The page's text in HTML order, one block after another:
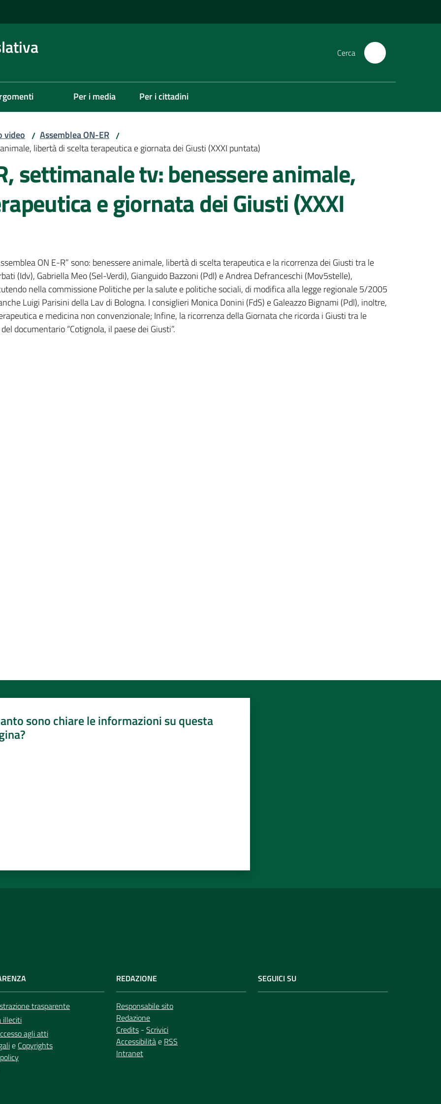
Cerca
Per i media Per i cittadini
video / Assemblea ON-ER /
libertà di scelta terapeutica e giornata dei Giusti (XXXI puntata)
settimanale tv: benessere animale,
e giornata dei Giusti (XXXI
ON E-R” sono: benessere animale, libertà di scelta terapeutica e la ricorrenza dei Giusti tra le
(Idv), Gabriella Meo (Sel-Verdi), Gianguido Bazzoni (Pdl) e Andrea Defranceschi (Mov5stelle),
nella commissione Politiche per la salute e politiche sociali, di modifica alla legge regionale 5/2005
Luigi Parisini della Lav di Bologna. I consiglieri Monica Donini (FdS) e Galeazzo Bignami (Pdl), inoltre,
e medicina non convenzionale; Infine, la ricorrenza della Giornata che ricorda i Giusti tra le
documentario “Cotignola, il paese dei Giusti”.
sono chiare le informazioni su questa
trasparente
illeciti
agli atti
e Copyrights
REDAZIONE
Responsabile sito
Redazione
Credits - Scrivici
Accessibilitàe RSS
Intranet
SEGUICI SU